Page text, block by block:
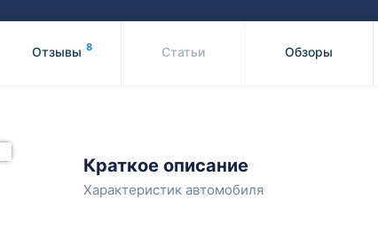
Отзывы 8 Статьи Обзоры
Краткое описание
Характеристик автомобиля